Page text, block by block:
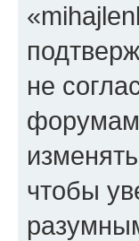
не
чтобы